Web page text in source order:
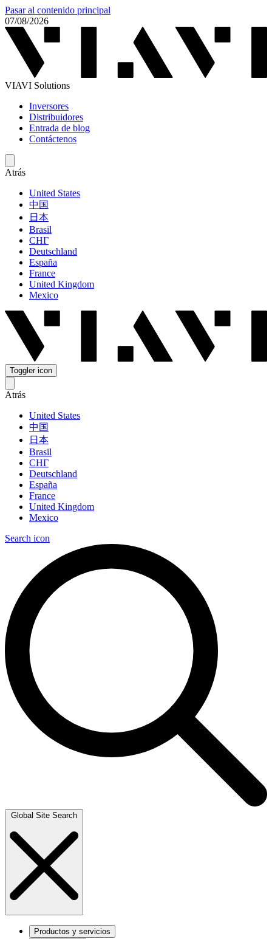
Pasar al contenido principal
07/08/2026
VIAVI Solutions
Inversores
Distribuidores
Entrada de blog
Contáctenos
Atrás
United States
中国
日本
Brasil
СНГ
Deutschland
España
France
United Kingdom
Mexico
Toggler icon
Atrás
United States
中国
日本
Brasil
СНГ
Deutschland
España
France
United Kingdom
Mexico
Search icon
Global Site Search
Productos y servicios